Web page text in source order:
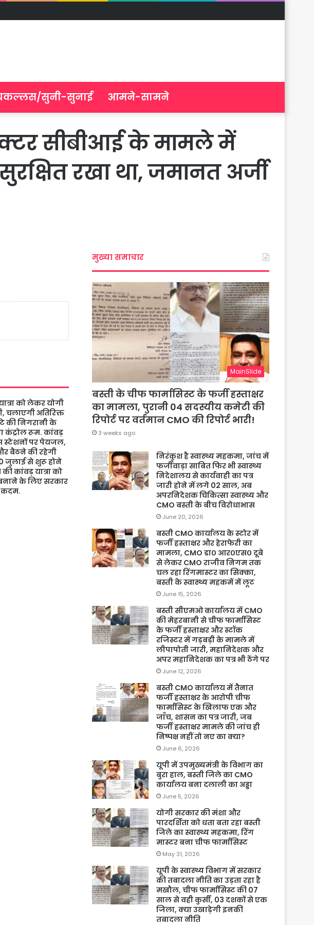
सुनी-सुनाई आमने-सामने
सीबीआई के मामले में
रखा था, जमानत अर्जी
को लेकर योगी
चलाएगी अतिरिक्त
की निगरानी के
कंट्रोल रूम. कांवड़
स्टेशनों पर पेयजल,
बैठने की रहेगी
जुलाई से शुरू होने
कांवड़ यात्रा को
के लिए सरकार
कदम.
मुख्या समाचार
MainSlide
बस्ती के चीफ फार्मासिस्ट के फर्जी हस्ताक्षर
का मामला, पुरानी 04 सदस्यीय कमेटी की
रिपोर्ट पर वर्तमान CMO की रिपोर्ट भारी!
3 weeks ago
निरंकुश है स्वास्थ्य महकमा, जांच में
फर्जीवाड़ा साबित फिर भी स्वास्थ्य
निदेशालय से कार्यवाही का पत्र
जारी होने में लगे 02 साल, अब
अपरनिदेशक चिकित्सा स्वास्थ्य और
CMO बस्ती के बीच विरोधाभास
June 20, 2026
बस्ती CMO कार्यालय के स्टोर में
फर्जी हस्ताक्षर और हेराफेरी का
मामला, CMO डा० आर०एस० दूबे
से लेकर CMO राजीव निगम तक
चल रहा रिंगमास्टर का सिक्का,
बस्ती के स्वास्थ्य महकमें में लूट
June 15, 2026
बस्ती सीएमओ कार्यालय में CMO
की मेहरबानी से चीफ फार्मासिस्ट
के फर्जी हस्ताक्षर और स्टॉक
रजिस्टर में गड़बड़ी के मामले में
लीपापोती जारी, महानिदेशक और
अपर महानिदेशक का पत्र भी ठेंगे पर
June 12, 2026
बस्ती CMO कार्यालय में तैनात
फर्जी हस्ताक्षर के आरोपी चीफ
फार्मासिस्ट के खिलाफ एक और
जाँच, शासन का पत्र जारी, जब
फर्जी हस्ताक्षर मामले की जांच ही
निष्पक्ष नहीं तो नए का क्या?
June 6, 2026
यूपी में उपमुख्यमंत्री के विभाग का
बुरा हाल, बस्ती जिले का CMO
कार्यालय बना दलाली का अड्डा
June 5, 2026
योगी सरकार की मंशा और
पारदर्शिता को धता बता रहा बस्ती
जिले का स्वास्थ्य महकमा, रिंग
मास्टर बना चीफ फार्मासिस्ट
May 31, 2026
यूपी के स्वास्थ्य विभाग में सरकार
की तबादला नीति का उड़ता रहा है
मखौल, चीफ फार्मासिस्ट की 07
साल से वही कुर्सी, 03 दशकों से एक
जिला, क्या उखाड़ेगी इनकी
तबादला नीति